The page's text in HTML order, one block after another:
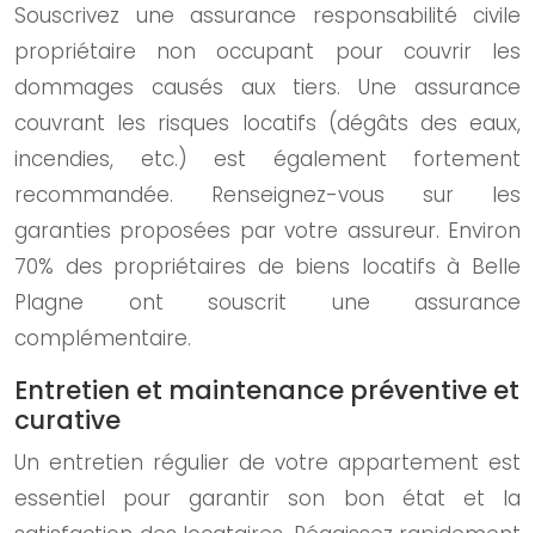
Souscrivez une assurance responsabilité civile
propriétaire non occupant pour couvrir les
dommages causés aux tiers. Une assurance
couvrant les risques locatifs (dégâts des eaux,
incendies, etc.) est également fortement
recommandée. Renseignez-vous sur les
garanties proposées par votre assureur. Environ
70% des propriétaires de biens locatifs à Belle
Plagne ont souscrit une assurance
complémentaire.
Entretien et maintenance préventive et
curative
Un entretien régulier de votre appartement est
essentiel pour garantir son bon état et la